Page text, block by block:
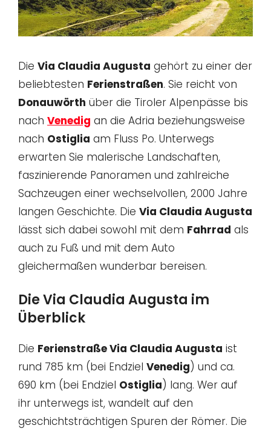
Die Via Claudia Augusta gehört zu einer der
beliebtesten Ferienstraßen. Sie reicht von
Donauwörth über die Tiroler Alpenpässe bis
nach Venedig an die Adria beziehungsweise
nach Ostiglia am Fluss Po. Unterwegs
erwarten Sie malerische Landschaften,
faszinierende Panoramen und zahlreiche
Sachzeugen einer wechselvollen, 2000 Jahre
langen Geschichte. Die Via Claudia Augusta
lässt sich dabei sowohl mit dem Fahrrad als
auch zu Fuß und mit dem Auto
gleichermaßen wunderbar bereisen.
Die Via Claudia Augusta im
Überblick
Die Ferienstraße Via Claudia Augusta ist
rund 785 km (bei Endziel Venedig) und ca.
690 km (bei Endziel Ostiglia) lang. Wer auf
ihr unterwegs ist, wandelt auf den
geschichtsträchtigen Spuren der Römer. Die